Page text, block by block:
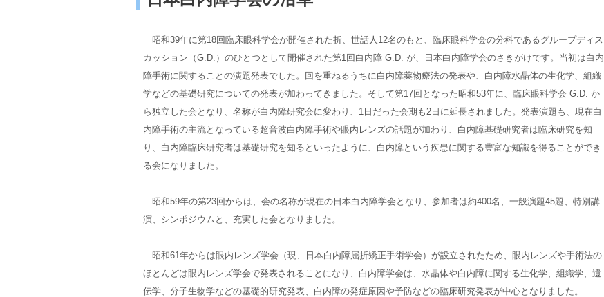
昭和39年に第18回臨床眼科学会が開催された折、世話人12名のもと、臨床眼科学会の分科であるグループディス
カッション（G.D.）のひとつとして開催された第1回白内障 G.D. が、日本白内障学会のさきがけです。当初は白内
障手術に関することの演題発表でした。回を重ねるうちに白内障薬物療法の発表や、白内障水晶体の生化学、組織
学などの基礎研究についての発表が加わってきました。そして第17回となった昭和53年に、臨床眼科学会 G.D. か
ら独立した会となり、名称が白内障研究会に変わり、1日だった会期も2日に延長されました。発表演題も、現在白
内障手術の主流となっている超音波白内障手術や眼内レンズの話題が加わり、白内障基礎研究者は臨床研究を知
り、白内障臨床研究者は基礎研究を知るといったように、白内障という疾患に関する豊富な知識を得ることができ
る会になりました。
昭和59年の第23回からは、会の名称が現在の日本白内障学会となり、参加者は約400名、一般演題45題、特別講
演、シンポジウムと、充実した会となりました。
昭和61年からは眼内レンズ学会（現、日本白内障屈折矯正手術学会）が設立されたため、眼内レンズや手術法の
ほとんどは眼内レンズ学会で発表されることになり、白内障学会は、水晶体や白内障に関する生化学、組織学、遺
伝学、分子生物学などの基礎的研究発表、白内障の発症原因や予防などの臨床研究発表が中心となりました。